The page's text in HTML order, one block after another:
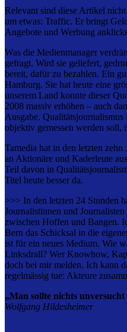
Relevant sind diese Artikel
um etwas: Traffic. Er bringt
Angebote und Werbung
Was die Medienmanager
gefragt. Wird sie geliefert,
bereit, dafür zu bezahlen. Ein
Hamburg. Sie hat heute eine
unserem Land konnte dieser
2008 massiv erhöhen – auch
Ausgabe.
objektiv gemessen werden soll,
Tamedia hat in den letzten
an Aktionäre und Kaderleute
Teil davon in
Titel heute besser da.
>>> In den letzten 24 Stunden
Journalistinnen und
zwischen Hoffen und Bangen.
Bern das Schicksal in die
ist für ein neues Medium. Wie
Linksdrall? Wer Knowhow,
doch bei mir melden. Ich kann
regelmässig tue: Akteure
„Man sollte nichts unversucht
Wolfgang Hildesheimer